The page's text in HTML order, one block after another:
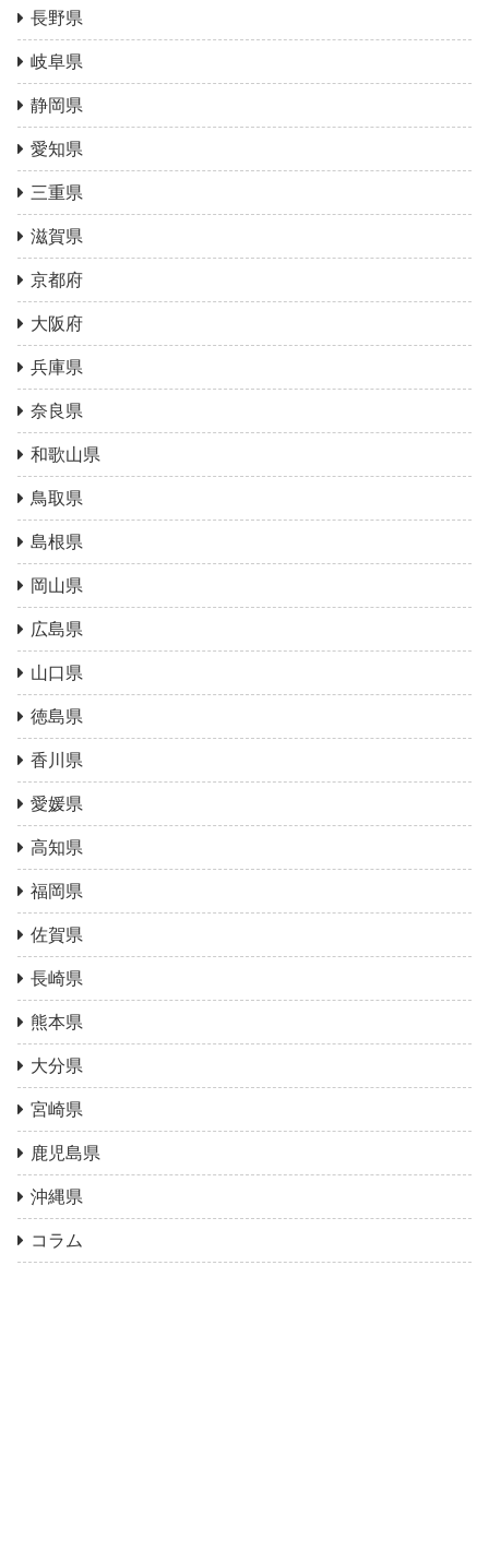
長野県
岐阜県
静岡県
愛知県
三重県
滋賀県
京都府
大阪府
兵庫県
奈良県
和歌山県
鳥取県
島根県
岡山県
広島県
山口県
徳島県
香川県
愛媛県
高知県
福岡県
佐賀県
長崎県
熊本県
大分県
宮崎県
鹿児島県
沖縄県
コラム